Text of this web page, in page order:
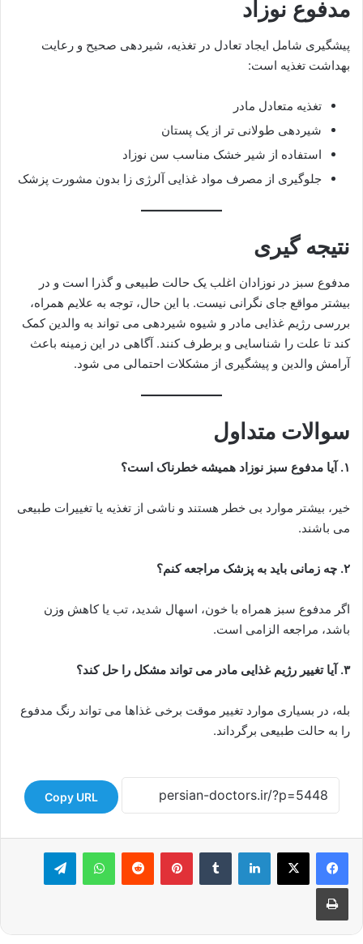
مدفوع نوزاد
پیشگیری شامل ایجاد تعادل در تغذیه، شیردهی صحیح و رعایت
بهداشت تغذیه است:
تغذیه متعادل مادر
شیردهی طولانی تر از یک پستان
استفاده از شیر خشک مناسب سن نوزاد
جلوگیری از مصرف مواد غذایی آلرژی زا بدون مشورت پزشک
نتیجه گیری
مدفوع سبز در نوزادان اغلب یک حالت طبیعی و گذرا است و در
بیشتر مواقع جای نگرانی نیست. با این حال، توجه به علایم همراه،
بررسی رژیم غذایی مادر و شیوه شیردهی می تواند به والدین کمک
کند تا علت را شناسایی و برطرف کنند. آگاهی در این زمینه باعث
آرامش والدین و پیشگیری از مشکلات احتمالی می شود.
سوالات متداول
۱. آیا مدفوع سبز نوزاد همیشه خطرناک است؟
خیر، بیشتر موارد بی خطر هستند و ناشی از تغذیه یا تغییرات طبیعی
می باشند.
۲. چه زمانی باید به پزشک مراجعه کنم؟
اگر مدفوع سبز همراه با خون، اسهال شدید، تب یا کاهش وزن
باشد، مراجعه الزامی است.
۳. آیا تغییر رژیم غذایی مادر می تواند مشکل را حل کند؟
بله، در بسیاری موارد تغییر موقت برخی غذاها می تواند رنگ مدفوع
را به حالت طبیعی برگرداند.
Copy URL
لینکدین ‫تامبلر ‫پین‌ترست‫رددیت واتس آپ تلگرام
چاپ